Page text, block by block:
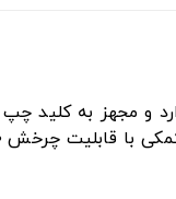
توان دارد و مجهز به